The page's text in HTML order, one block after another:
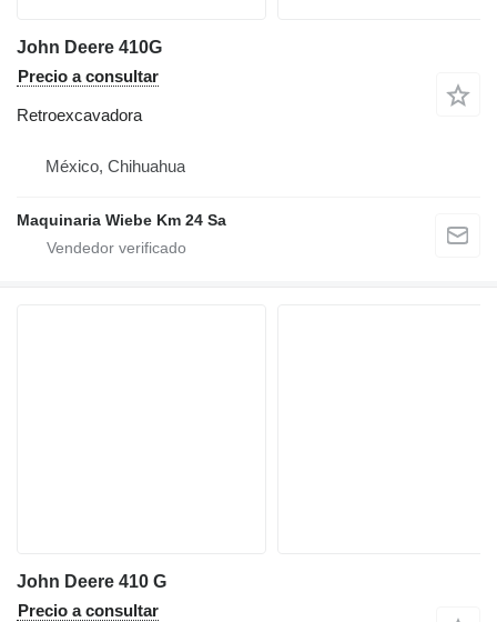
John Deere 410G
Precio a consultar
Retroexcavadora
México, Chihuahua
Maquinaria Wiebe Km 24 Sa
John Deere 410 G
Precio a consultar